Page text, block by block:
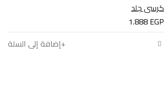
كرسي جلد
1.888EGP
إضافة إلى السلة